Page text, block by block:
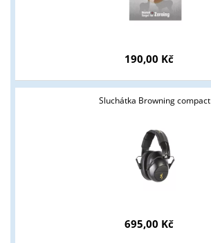
190,00 Kč
Sluchátka Browning compact
695,00 Kč